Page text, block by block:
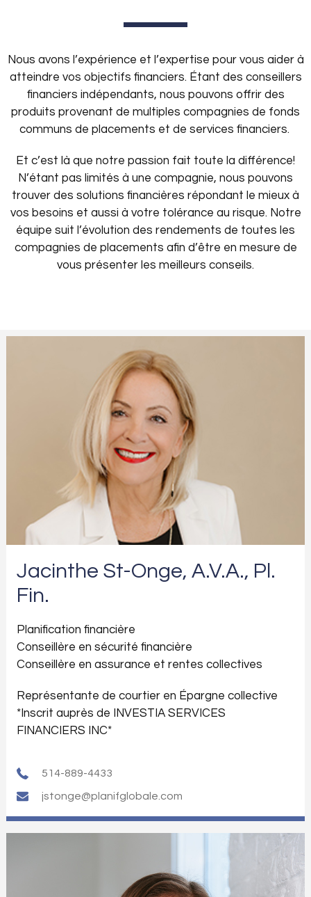
Nous avons l’expérience et l’expertise pour vous aider à
atteindre vos objectifs financiers. Étant des conseillers
financiers indépendants, nous pouvons offrir des
produits provenant de multiples compagnies de fonds
communs de placements et de services financiers.
Et c’est là que notre passion fait toute la différence!
N’étant pas limités à une compagnie, nous pouvons
trouver des solutions financières répondant le mieux à
vos besoins et aussi à votre tolérance au risque. Notre
équipe suit l’évolution des rendements de toutes les
compagnies de placements afin d’être en mesure de
vous présenter les meilleurs conseils.
Jacinthe St-Onge, A.V.A., Pl.
Fin.
Planification financière
Conseillère en sécurité financière
Conseillère en assurance et rentes collectives
Représentante de courtier en Épargne collective
*Inscrit auprès de INVESTIA SERVICES
FINANCIERS INC*
514-889-4433
jstonge@planifglobale.com